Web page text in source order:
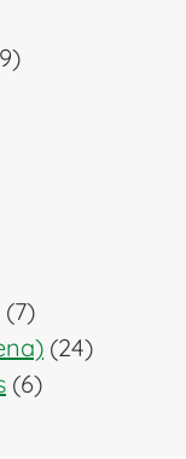
99
77
productos
2424
66